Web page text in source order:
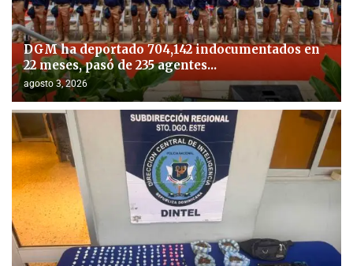
DGM ha deportado 704,142 indocumentados en
22 meses, pasó de 235 agentes...
agosto 3, 2026